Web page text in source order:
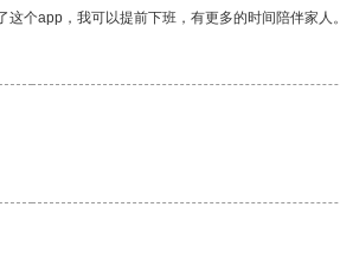
个app，我可以提前下班，有更多的时间陪伴家人。